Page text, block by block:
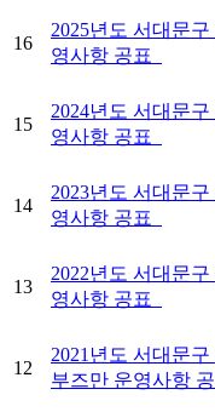
16
2025년도 서대문
영사항 공표
15
2024년도 서대문
영사항 공표
14
2023년도 서대문
영사항 공표
13
2022년도 서대문
영사항 공표
12
2021년도 서대문
부즈만 운영사항